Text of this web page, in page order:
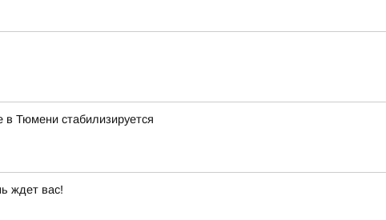
Тюмени стабилизируется
ждет вас!